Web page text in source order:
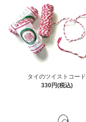
タイのツイストコード
330円(税込)